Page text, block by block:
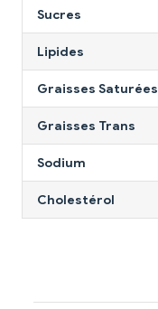
Sucres
Lipides
Graisses Saturées
Graisses Trans
Sodium
Cholestérol